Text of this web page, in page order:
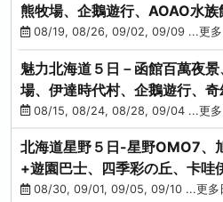
熊牧場、企鵝遊行、AOAO水族
蟹吃到飽
08/19, 08/26, 09/02, 09/09 ...更多
魅力北海道５日－函館百萬夜
場、伊達時代村、企鵝遊行、
人氣NO1小丑漢堡
08/15, 08/24, 08/28, 09/04 ...更多
北海道星野５日-星野OMO7、
+遊園巴士、四季彩の丘、卡哇
池、螃蟹吃到飽
08/30, 09/01, 09/05, 09/10 ...更多